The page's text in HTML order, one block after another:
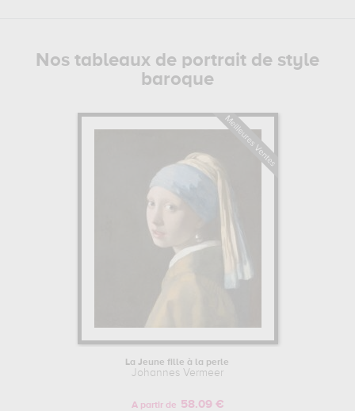
Nos tableaux de portrait de style
baroque
La Jeune fille à la perle
Johannes Vermeer
A partir de 58.09 €